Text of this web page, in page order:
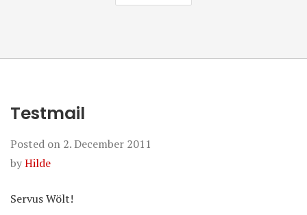
Testmail
Posted on 2. December 2011
byHilde
Servus Wölt!